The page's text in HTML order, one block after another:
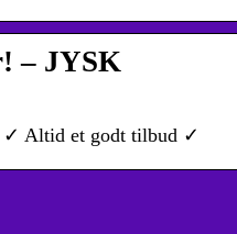
– JYSK
✓ Altid et godt tilbud ✓